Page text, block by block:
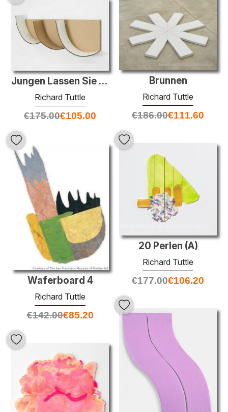
Brunnen
Richard Tuttle
€186.00€111.60
Jungen Lassen Sie uns Bad Boys (3)
Richard Tuttle
€175.00€105.00
20 Perlen (A)
Richard Tuttle
€177.00€106.20
Waferboard 4
Richard Tuttle
€142.00€85.20